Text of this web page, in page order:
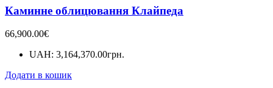
Каминне облицювання Клайпеда
66,900.00€
UAH: 3,164,370.00грн.
Додати в кошик